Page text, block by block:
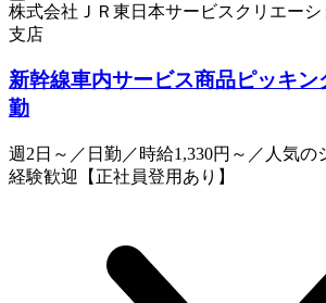
株式会社ＪＲ東日本サービスクリエー
支店
新幹線車内サービス商品ピッキン
勤
週2日～／日勤／時給1,330円～／人気の
経験歓迎【正社員登用あり】